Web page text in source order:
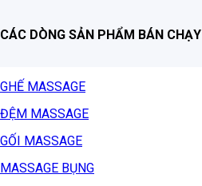
CÁC DÒNG SẢN PHẨM BÁN CHẠY
GHẾ MASSAGE
ĐỆM MASSAGE
GỐI MASSAGE
MASSAGE BỤNG